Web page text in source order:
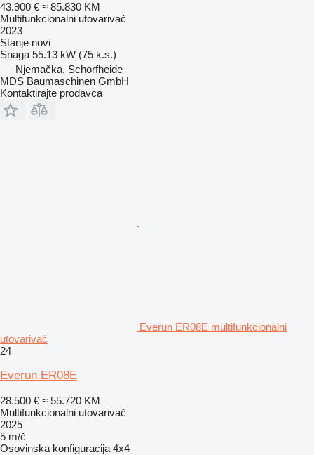
43.900 € ≈ 85.830 KM
Multifunkcionalni utovarivač
2023
Stanje novi
Snaga 55.13 kW (75 k.s.)
Njemačka, Schorfheide
MDS Baumaschinen GmbH
Kontaktirajte prodavca
Everun ER08E multifunkcionalni
utovarivač
24
Everun ER08E
28.500 € ≈ 55.720 KM
Multifunkcionalni utovarivač
2025
5 m/č
Osovinska konfiguracija 4x4